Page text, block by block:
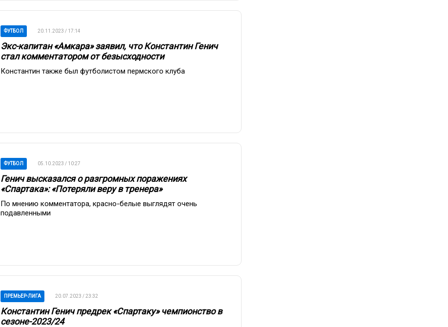
ФУТБОЛ 20.11.2023 / 17:14
Экс-капитан «Амкара» заявил, что Константин Генич
стал комментатором от безысходности
Константин также был футболистом пермского клуба
ФУТБОЛ 05.10.2023 / 10:27
Генич высказался о разгромных поражениях
«Спартака»: «Потеряли веру в тренера»
По мнению комментатора, красно-белые выглядят очень
подавленными
ПРЕМЬЕР-ЛИГА 20.07.2023 / 23:32
Константин Генич предрек «Спартаку» чемпионство в
сезоне-2023/24